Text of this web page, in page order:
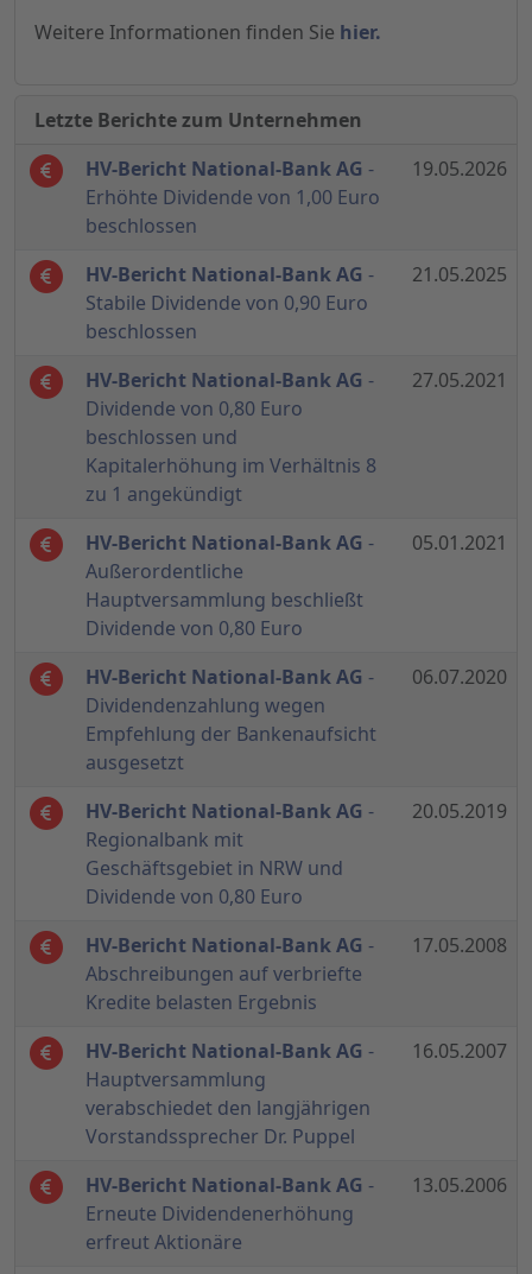
Weitere Informationen finden Sie hier.
Letzte Berichte zum Unternehmen
HV-Bericht National-Bank AG -
Erhöhte Dividende von 1,00 Euro
beschlossen
19.05.2026
HV-Bericht National-Bank AG -
Stabile Dividende von 0,90 Euro
beschlossen
21.05.2025
HV-Bericht National-Bank AG -
Dividende von 0,80 Euro
beschlossen und
Kapitalerhöhung im Verhältnis 8
zu 1 angekündigt
27.05.2021
HV-Bericht National-Bank AG -
Außerordentliche
Hauptversammlung beschließt
Dividende von 0,80 Euro
05.01.2021
HV-Bericht National-Bank AG -
Dividendenzahlung wegen
Empfehlung der Bankenaufsicht
ausgesetzt
06.07.2020
HV-Bericht National-Bank AG -
Regionalbank mit
Geschäftsgebiet in NRW und
Dividende von 0,80 Euro
20.05.2019
HV-Bericht National-Bank AG -
Abschreibungen auf verbriefte
Kredite belasten Ergebnis
17.05.2008
HV-Bericht National-Bank AG -
Hauptversammlung
verabschiedet den langjährigen
Vorstandssprecher Dr. Puppel
16.05.2007
HV-Bericht National-Bank AG -
Erneute Dividendenerhöhung
erfreut Aktionäre
13.05.2006